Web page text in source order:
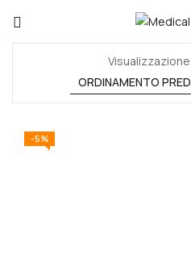
-5%